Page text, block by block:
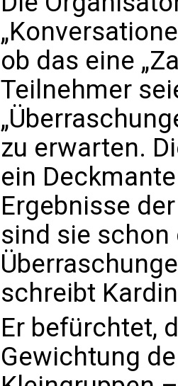
ob das eine
Teilnehmer
zu erwarten.
ein
Ergebnisse
sind sie
schreibt
Er befürchtet,
Gewichtung